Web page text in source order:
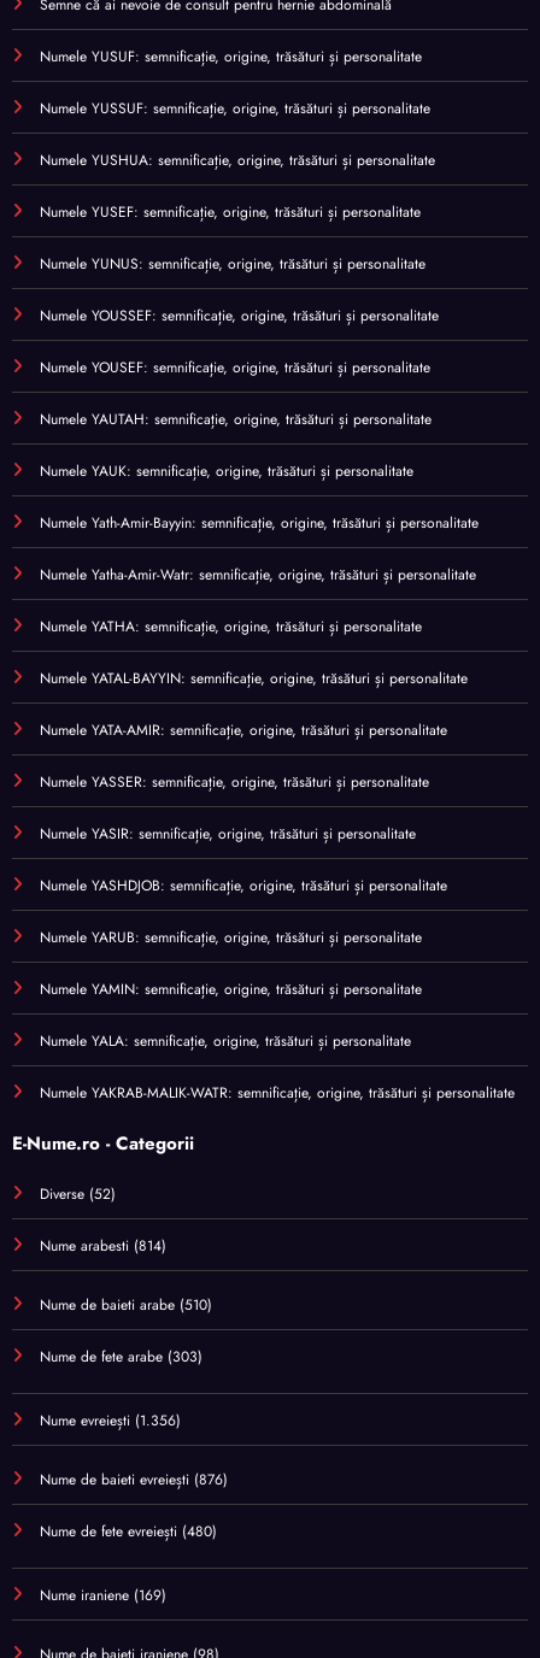
Semne că ai nevoie de consult pentru hernie abdominală
Numele YUSUF: semnificație, origine, trăsături și personalitate
Numele YUSSUF: semnificație, origine, trăsături și personalitate
Numele YUSHUA: semnificație, origine, trăsături și personalitate
Numele YUSEF: semnificație, origine, trăsături și personalitate
Numele YUNUS: semnificație, origine, trăsături și personalitate
Numele YOUSSEF: semnificație, origine, trăsături și personalitate
Numele YOUSEF: semnificație, origine, trăsături și personalitate
Numele YAUTAH: semnificație, origine, trăsături și personalitate
Numele YAUK: semnificație, origine, trăsături și personalitate
Numele Yath-Amir-Bayyin: semnificație, origine, trăsături și personalitate
Numele Yatha-Amir-Watr: semnificație, origine, trăsături și personalitate
Numele YATHA: semnificație, origine, trăsături și personalitate
Numele YATAL-BAYYIN: semnificație, origine, trăsături și personalitate
Numele YATA-AMIR: semnificație, origine, trăsături și personalitate
Numele YASSER: semnificație, origine, trăsături și personalitate
Numele YASIR: semnificație, origine, trăsături și personalitate
Numele YASHDJOB: semnificație, origine, trăsături și personalitate
Numele YARUB: semnificație, origine, trăsături și personalitate
Numele YAMIN: semnificație, origine, trăsături și personalitate
Numele YALA: semnificație, origine, trăsături și personalitate
Numele YAKRAB-MALIK-WATR: semnificație, origine, trăsături și personalitate
E-Nume.ro - Categorii
Diverse (52)
Nume arabesti (814)
Nume de baieti arabe (510)
Nume de fete arabe (303)
Nume evreiești (1.356)
Nume de baieti evreiești (876)
Nume de fete evreiești (480)
Nume iraniene (169)